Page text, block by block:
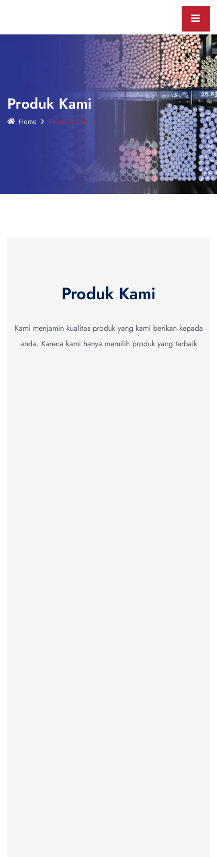
Produk Kami
Home Produk Kami
Produk Kami
Kami menjamin kualitas produk yang kami berikan kepada
anda. Karena kami hanya memilih produk yang terbaik